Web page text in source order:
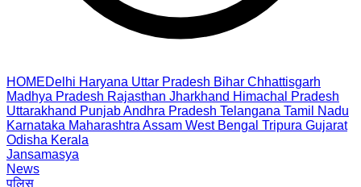
HOMEDelhi Haryana Uttar Pradesh Bihar Chhattisgarh
Madhya Pradesh Rajasthan Jharkhand Himachal Pradesh
Uttarakhand PunjabAndhra Pradesh Telangana Tamil Nadu
Karnataka Maharashtra Assam West Bengal Tripura Gujarat
Odisha Kerala
Jansamasya
News
पुलिस